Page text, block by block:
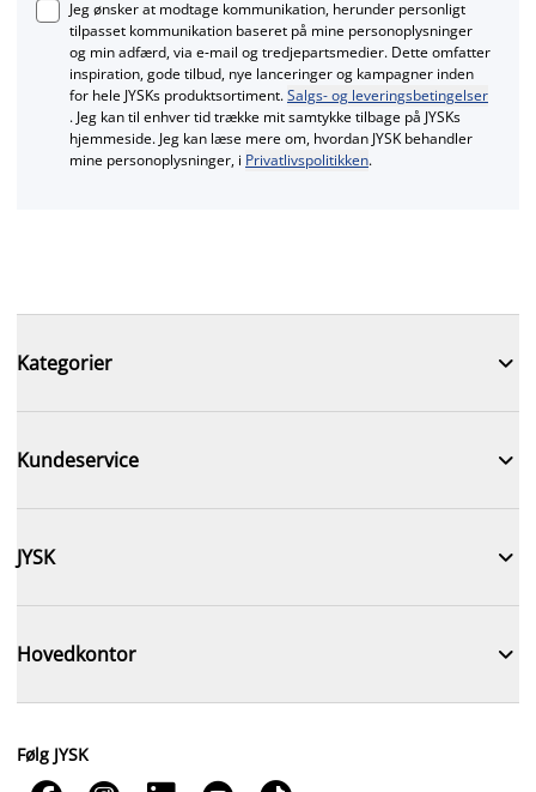
Jeg ønsker at modtage kommunikation, herunder personligt
tilpasset kommunikation baseret på mine personoplysninger
og min adfærd, via e‑mail og tredjepartsmedier. Dette omfatter
inspiration, gode tilbud, nye lanceringer og kampagner inden
for hele JYSKs produktsortiment.Salgs- og leveringsbetingelser
. Jeg kan til enhver tid trække mit samtykke tilbage på JYSKs
hjemmeside. Jeg kan læse mere om, hvordan JYSK behandler
mine personoplysninger, i Privatlivspolitikken.
Kategorier 
Kundeservice 
JYSK 
Hovedkontor 
Følg JYSK